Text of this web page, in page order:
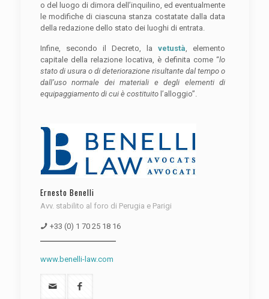
o del luogo di dimora dell’inquilino, ed eventualmente
le modifiche di ciascuna stanza costatate dalla data
della redazione dello stato dei luoghi di entrata.
Infine, secondo il Decreto, lavetustà, elemento
capitale della relazione locativa, è definita come “lo
stato di usura o di deteriorazione risultante dal tempo o
dall’uso normale dei materiali e degli elementi di
equipaggiamento di cui è costituito l’alloggio”.
Ernesto Benelli
Avv. stabilito al foro di Perugia e Parigi
+33 (0) 1 70 25 18 16
www.benelli-law.com